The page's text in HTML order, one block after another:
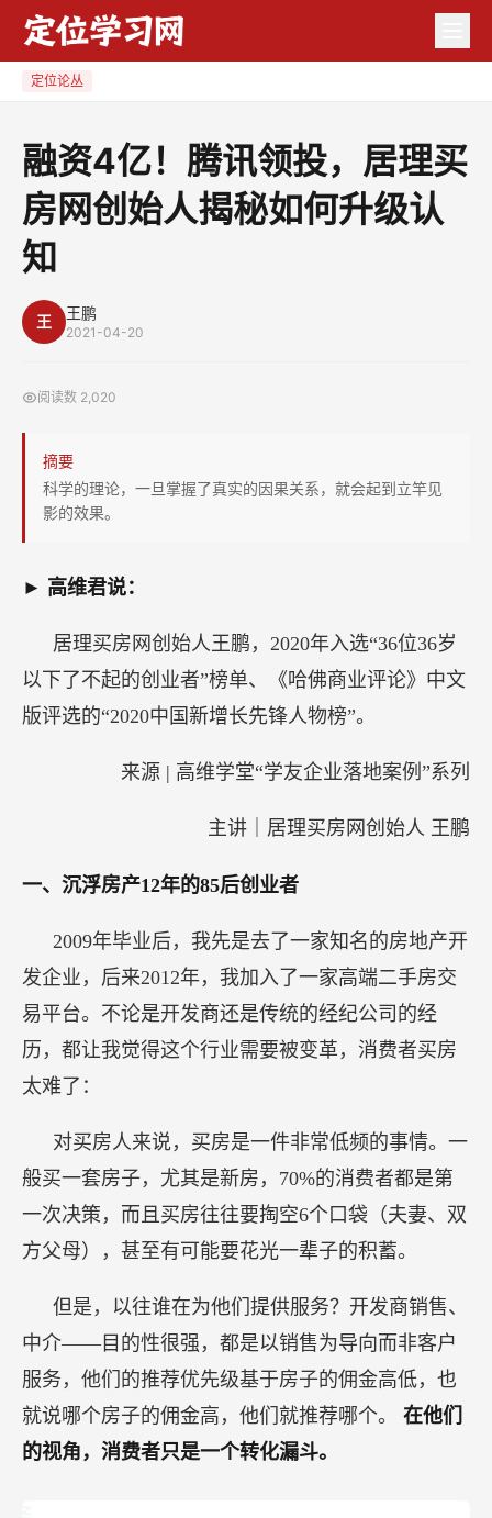
投，
定位论丛
融资4亿！腾讯领投，居理买
房网创始人揭秘如何升级认
知
王 王鹏
2021-04-20
阅读数 2,020
摘要
科学的理论，一旦掌握了真实的因果关系，就会起到立竿见
影的效果。
► 高维君说：
居理买房网创始人王鹏，2020年入选“36位36岁
以下了不起的创业者”榜单、《哈佛商业评论》中文
版评选的“2020中国新增长先锋人物榜”。
来源 | 高维学堂“学友企业落地案例”系列
主讲｜居理买房网创始人 王鹏
一、沉浮房产12年的85后创业者
2009年毕业后，我先是去了一家知名的房地产开
发企业，后来2012年，我加入了一家高端二手房交
易平台。不论是开发商还是传统的经纪公司的经
历，都让我觉得这个行业需要被变革，消费者买房
太难了：
对买房人来说，买房是一件非常低频的事情。一
般买一套房子，尤其是新房，70%的消费者都是第
一次决策，而且买房往往要掏空6个口袋（夫妻、双
方父母），甚至有可能要花光一辈子的积蓄。
但是，以往谁在为他们提供服务？开发商销售、
中介——目的性很强，都是以销售为导向而非客户
服务，他们的推荐优先级基于房子的佣金高低，也
就说哪个房子的佣金高，他们就推荐哪个。 在他们
的视角，消费者只是一个转化漏斗。